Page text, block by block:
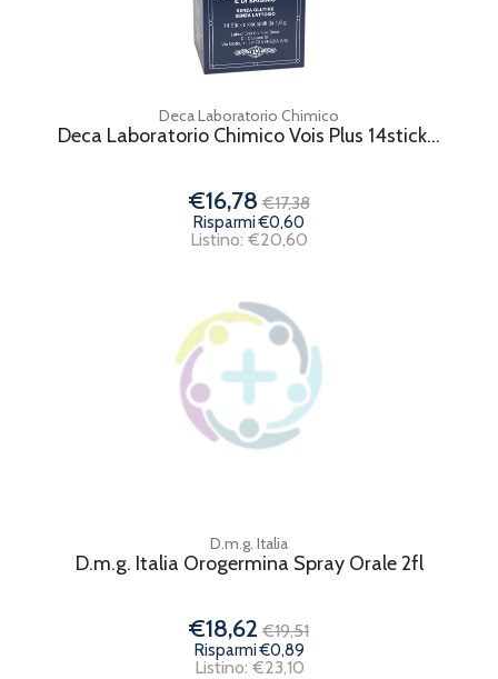
Deca Laboratorio Chimico
Deca Laboratorio Chimico Vois Plus 14stick...
€16,78 €17,38
Risparmi €0,60
Listino: €20,60
D.m.g. Italia
D.m.g. Italia Orogermina Spray Orale 2fl
€18,62 €19,51
Risparmi €0,89
Listino: €23,10